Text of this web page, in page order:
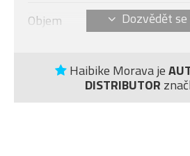
Haibike Morava je
DISTRIBUTOR
Objem